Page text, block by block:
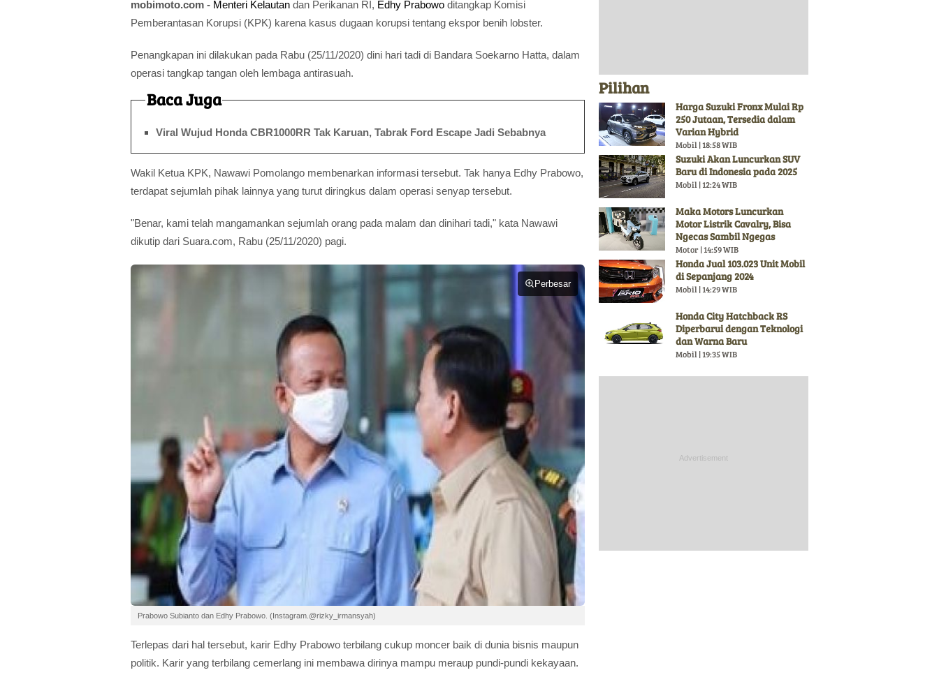
mobimoto.com - Menteri Kelautan dan Perikanan RI, Edhy Prabowo ditangkap Komisi
Pemberantasan Korupsi (KPK) karena kasus dugaan korupsi tentang ekspor benih lobster.
Penangkapan ini dilakukan pada Rabu (25/11/2020) dini hari tadi di Bandara Soekarno Hatta, dalam
operasi tangkap tangan oleh lembaga antirasuah.
Baca Juga
Viral Wujud Honda CBR1000RR Tak Karuan, Tabrak Ford Escape Jadi Sebabnya
Wakil Ketua KPK, Nawawi Pomolango membenarkan informasi tersebut. Tak hanya Edhy Prabowo,
terdapat sejumlah pihak lainnya yang turut diringkus dalam operasi senyap tersebut.
"Benar, kami telah mangamankan sejumlah orang pada malam dan dinihari tadi," kata Nawawi
dikutip dari Suara.com, Rabu (25/11/2020) pagi.
Perbesar
Prabowo Subianto dan Edhy Prabowo. (Instagram.@rizky_irmansyah)
Terlepas dari hal tersebut, karir Edhy Prabowo terbilang cukup moncer baik di dunia bisnis maupun
politik. Karir yang terbilang cemerlang ini membawa dirinya mampu meraup pundi-pundi kekayaan.
Pilihan
Harga Suzuki Fronx Mulai Rp
250 Jutaan, Tersedia dalam
Varian Hybrid
Mobil | 18:58 WIB
Suzuki Akan Luncurkan SUV
Baru di Indonesia pada 2025
Mobil | 12:24 WIB
Maka Motors Luncurkan
Motor Listrik Cavalry, Bisa
Ngecas Sambil Ngegas
Motor | 14:59 WIB
Honda Jual 103.023 Unit Mobil
di Sepanjang 2024
Mobil | 14:29 WIB
Honda City Hatchback RS
Diperbarui dengan Teknologi
dan Warna Baru
Mobil | 19:35 WIB